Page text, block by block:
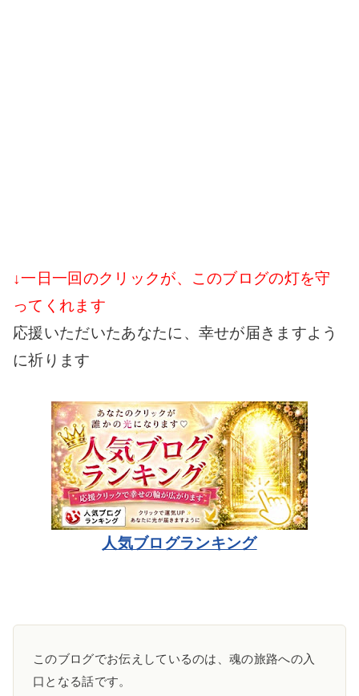
↓一日一回のクリックが、このブログの灯を守
ってくれます
応援いただいたあなたに、幸せが届きますよう
に祈ります
人気ブログランキング
このブログでお伝えしているのは、魂の旅路への入
口となる話です。